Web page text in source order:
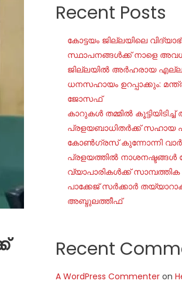
Recent Posts
കോട്ടയം ജില്ലയിലെ
സ്ഥാപനങ്ങൾക്ക് നാളെ
ജില്ലയില്‍ അര്‍ഹരായ
ധനസഹായം ഉറപ്പാക്കും:
ജോസഫ്
കാറുകൾ തമ്മിൽ
പ്രളയബാധിതർക്ക് സഹായ
കോൺഗ്രസ് കുന്നോന്നി വാർഡ്
പ്രളയത്തിൽ നാശനഷ്ടങ്ങൾ
വ്യാപാരികൾക്ക്
പാക്കേജ് സർക്കാർ
അബ്ദുലത്തീഫ്
Recent
A WordPress Commenter on